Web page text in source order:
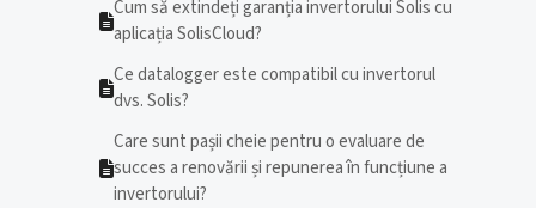
Cum să extindeți garanția invertorului Solis cu
aplicația SolisCloud?
Ce datalogger este compatibil cu invertorul
dvs. Solis?
Care sunt pașii cheie pentru o evaluare de
succes a renovării și repunerea în funcțiune a
invertorului?